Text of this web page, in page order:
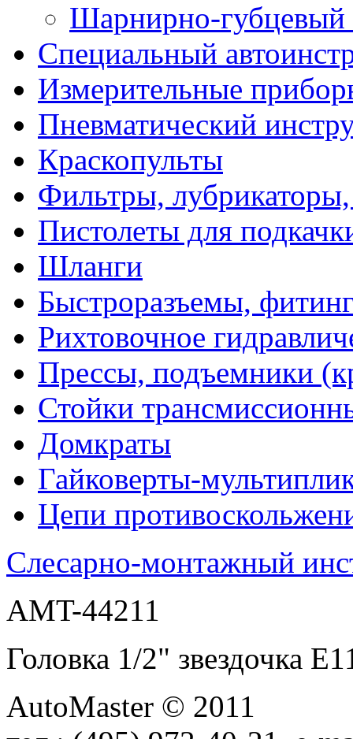
Шарнирно-губцевый
Специальный
Измерительные
Пневматический
Краскопульты
Фильтры,
Пистолеты для
Шланги
Быстроразъемы,
Рихтовочное
Прессы, подъемники
Стойки
Домкраты
Гайковерты-
Цепи
Слесарно-монтажный
AMT-44211
Головка 1/2" звездочка
AutoMaster © 2011